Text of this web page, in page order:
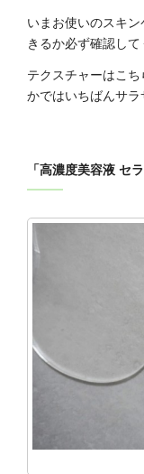
いまお使いのスキ
きるか必ず確認して
テクスチャーはこ
かではいちばんサラ
「高濃度美容液 セ